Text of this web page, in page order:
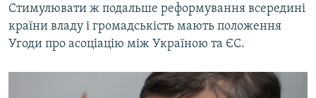
Стимулювати ж подальше реформування всередині
країни владу і громадськість мають положення
Угоди про асоціацію між Україною та ЄС.